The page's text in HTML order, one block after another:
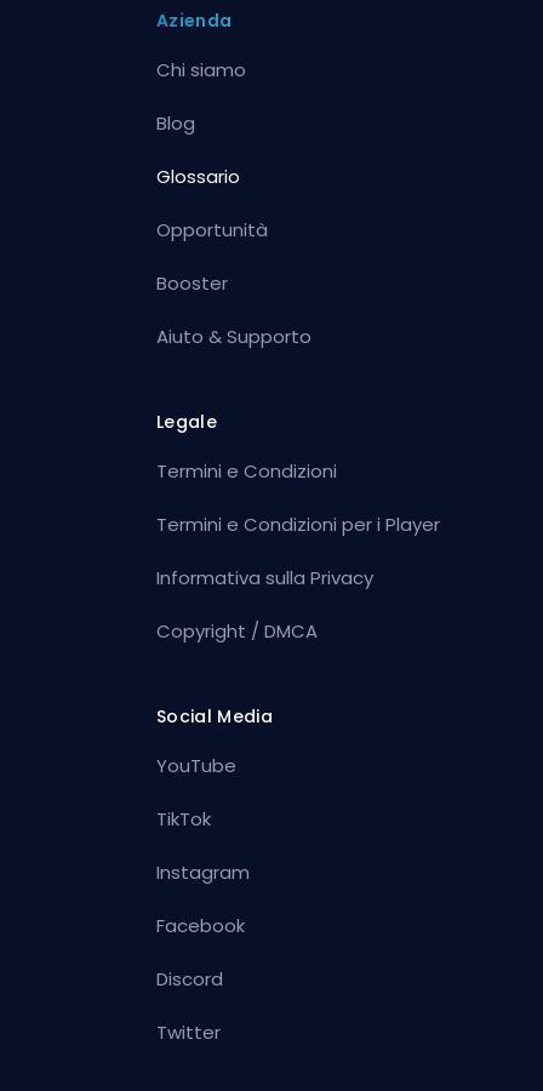
Azienda
Chi siamo
Blog
Glossario
Opportunità
Booster
Aiuto & Supporto
Legale
Termini e Condizioni
Termini e Condizioni per i Player
Informativa sulla Privacy
Copyright / DMCA
Social Media
YouTube
TikTok
Instagram
Facebook
Discord
Twitter